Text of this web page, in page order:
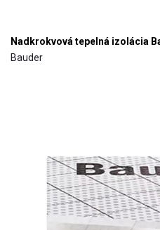
Nadkrokvová tepelná izolácia
Bauder